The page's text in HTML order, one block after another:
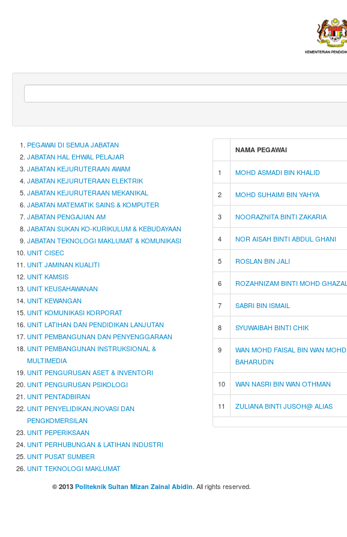
PEGAWAI DI SEMUA JABATAN
JABATAN HAL EHWAL PELAJAR
JABATAN KEJURUTERAAN AWAM
JABATAN KEJURUTERAAN ELEKTRIK
JABATAN KEJURUTERAAN MEKANIKAL
JABATAN MATEMATIK SAINS & KOMPUTER
JABATAN PENGAJIAN AM
JABATAN SUKAN KO-KURIKULUM & KEBUDAYAAN
JABATAN TEKNOLOGI MAKLUMAT & KOMUNIKASI
UNIT CISEC
UNIT JAMINAN KUALITI
UNIT KAMSIS
UNIT KEUSAHAWANAN
UNIT KEWANGAN
UNIT KOMUNIKASI KORPORAT
UNIT LATIHAN DAN PENDIDIKAN LANJUTAN
UNIT PEMBANGUNAN DAN PENYENGGARAAN
UNIT PEMBANGUNAN INSTRUKSIONAL &
MULTIMEDIA
UNIT PENGURUSAN ASET & INVENTORI
UNIT PENGURUSAN PSIKOLOGI
UNIT PENTADBIRAN
UNIT PENYELIDIKAN,INOVASI DAN
PENGKOMERSILAN
UNIT PEPERIKSAAN
UNIT PERHUBUNGAN & LATIHAN INDUSTRI
UNIT PUSAT SUMBER
UNIT TEKNOLOGI MAKLUMAT
NAMA PEGAWAI
1 MOHD ASMADI BIN KHAL ID
2 MOHD SUHAIMI BIN YAHYA
3 NOORAZNITA BINTI ZAKARIA
4 NOR AISAH BINTI ABDUL GHANI
5 ROSLAN BIN JAL I
6 ROZAHNIZAM BINTI MOHD GHAZAL
7 SABRI BIN ISMAIL
8 SYUWAIBAH BINTI CHIK
9 WAN MOHD FAISAL BIN WAN MOHD
BAHARUDIN
10 WAN NASRI BIN WAN OTHMAN
11 ZUL IANA BINTI JUSOH@ AL IAS
© 2013 Politeknik Sultan Mizan Zainal Abidin. All rights reserved.